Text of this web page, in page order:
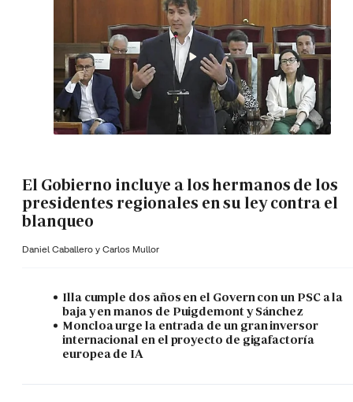
El Gobierno incluye a los hermanos de los
presidentes regionales en su ley contra el
blanqueo
Daniel Caballero y Carlos Mullor
Illa cumple dos años en el Govern con un PSC a la
baja y en manos de Puigdemont y Sánchez
Moncloa urge la entrada de un gran inversor
internacional en el proyecto de gigafactoría
europea de IA